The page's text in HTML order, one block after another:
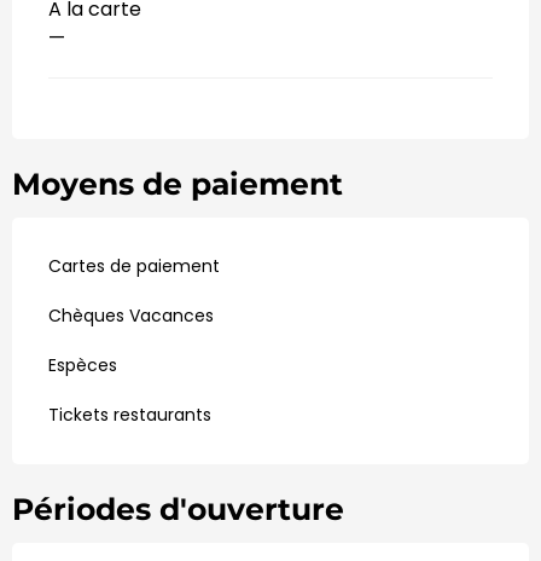
A la carte
—
Moyens de paiement
Cartes de paiement
Chèques Vacances
Espèces
Tickets restaurants
Périodes d'ouverture